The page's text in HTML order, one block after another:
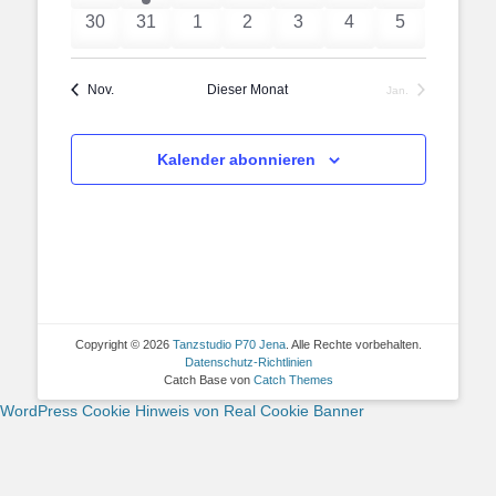
Veranstaltungen
Veranstaltung
0
30
0
31
0
1
0
2
0
3
0
4
0
5
Nov. Dieser Monat Jan.
Kalender abonnieren
Copyright © 2026 Tanzstudio P70 Jena. Alle Rechte vorbehalten.
Datenschutz-Richtlinien
Catch Base von Catch Themes
WordPress Cookie Hinweis von Real Cookie Banner